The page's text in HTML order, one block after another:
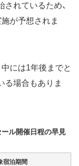
れているため、
が予想されま
には1年後までと
る場合もありま
ール開催日程の早見
宿泊期間